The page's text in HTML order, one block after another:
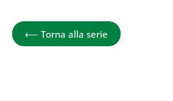
⟵ Torna alla serie STOMACO E